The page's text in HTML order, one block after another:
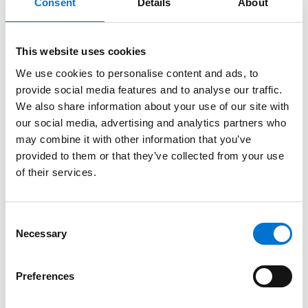
Consent Details About
This website uses cookies
We use cookies to personalise content and ads, to
provide social media features and to analyse our traffic.
We also share information about your use of our site with
our social media, advertising and analytics partners who
may combine it with other information that you’ve
provided to them or that they’ve collected from your use
of their services.
Selection
Necessary
Preferences
À Charleville-Mézières, capitale des Ardennes et ville de
Rimbaud, les projets de rénovation du bâti haussmannien
et des maisons de l’entre-deux-guerres représentent une
part importante de l’activité de menuiserie. Les profilés
aluminium TECHNAL, à profils fins et disponibles en
finitions mates sobres, s’intègrent parfaitement dans ce
patrimoine architectural tout en apportant les
performances thermiques exigées par la RE2020
est présent à Charleville-Mézières et dans les Ardennes.
accompagnent chaque client de la prise de mesures à la
réception du chantier, avec un suivi personnalisé et un
Les menuiseries TECHNAL sont composées à 75 %